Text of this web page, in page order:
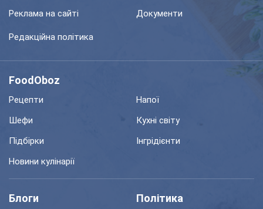
Реклама на сайті Документи
Редакційна політика
FoodOboz
Рецепти
Напої
Шефи
Кухні світу
Підбірки
Інгрідієнти
Новини кулінарії
Блоги Політика